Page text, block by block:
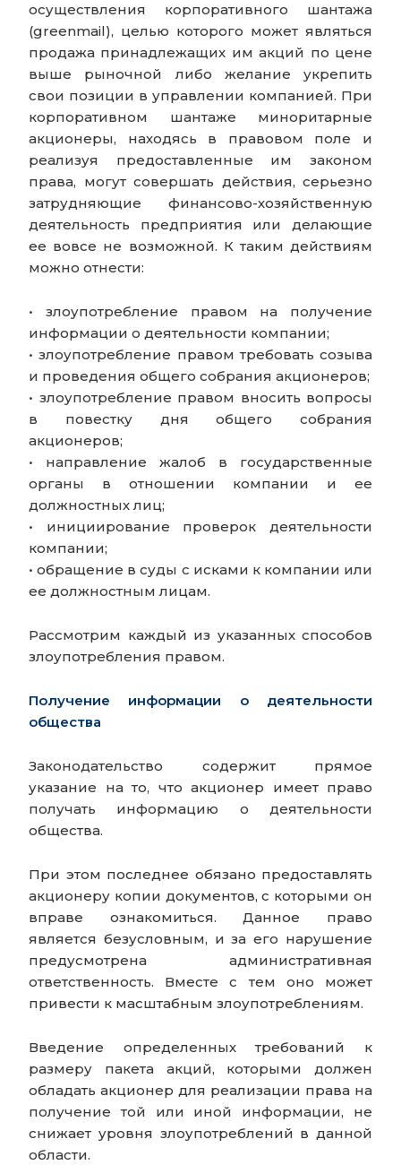
осуществления корпоративного шантажа
(greenmail), целью которого может являться
продажа принадлежащих им акций по цене
выше рыночной либо желание укрепить
свои позиции в управлении компанией. При
корпоративном шантаже миноритарные
акционеры, находясь в правовом поле и
реализуя предоставленные им законом
права, могут совершать действия, серьезно
затрудняющие финансово-хозяйственную
деятельность предприятия или делающие
ее вовсе не возможной. К таким действиям
можно отнести:
• злоупотребление правом на получение
информации о деятельности компании;
• злоупотребление правом требовать созыва
и проведения общего собрания акционеров;
• злоупотребление правом вносить вопросы
в повестку дня общего собрания
акционеров;
• направление жалоб в государственные
органы в отношении компании и ее
должностных лиц;
• инициирование проверок деятельности
компании;
• обращение в суды с исками к компании или
ее должностным лицам.
Рассмотрим каждый из указанных способов
злоупотребления правом.
Получение информации о деятельности
общества
Законодательство содержит прямое
указание на то, что акционер имеет право
получать информацию о деятельности
общества.
При этом последнее обязано предоставлять
акционеру копии документов, с которыми он
вправе ознакомиться. Данное право
является безусловным, и за его нарушение
предусмотрена административная
ответственность. Вместе с тем оно может
привести к масштабным злоупотреблениям.
Введение определенных требований к
размеру пакета акций, которыми должен
обладать акционер для реализации права на
получение той или иной информации, не
снижает уровня злоупотреблений в данной
области.